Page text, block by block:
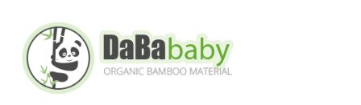
content